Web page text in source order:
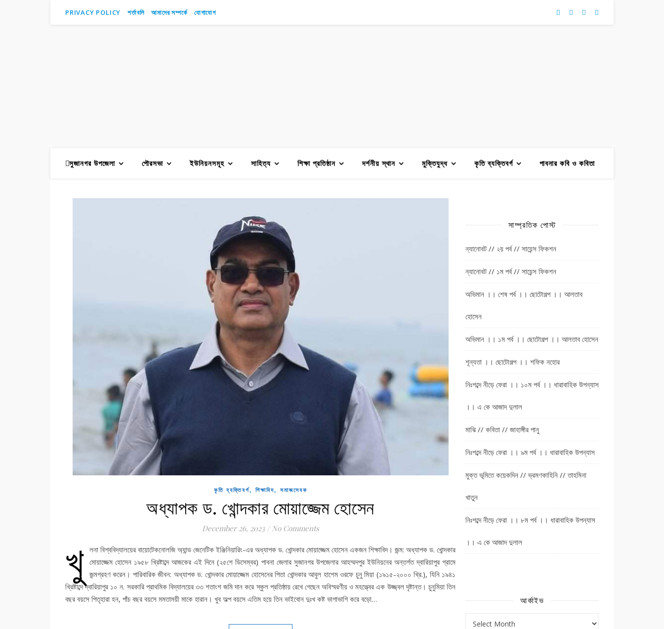
PRIVACY POLICY শর্তাবলি আমাদের সম্পর্কে যোগাযোগ
সুজানগর উপজেলা পৌরসভা ইউনিয়নসমূহ সাহিত্য শিক্ষা প্রতিষ্ঠান দর্শনীয় স্থান মুক্তিযুদ্ধ কৃতি ব্যক্তিবর্গ পাবনার কবি ও কবিতা
কৃতি ব্যক্তিবর্গ, শিক্ষাবিদ, সমাজসেবক
অধ্যাপক ড. খোন্দকার মোয়াজ্জেম হোসেন
December 26, 2023 / No Comments
খু লনা বিশ্ববিদ্যালয়ের বায়োটেকনোলজি অ্যান্ড জেনেটিক ইঞ্জিনিয়ারিং-এর অধ্যাপক ড. খোন্দকার মোয়াজ্জেম হোসেন একজন শিক্ষাবিদ। জন্ম: অধ্যাপক ড. খোন্দকার
মোয়াজ্জেম হোসেন ১৯৫৮ খ্রিষ্টাব্দে আজকের এই দিনে (২৫শে ডিসেম্বর) পাবনা জেলার সুজানগর উপজেলার আহম্মদপুর ইউনিয়নের অন্তর্গত দ্বারিয়াপুর গ্রামে
জন্মগ্রহণ করেন। পারিবারিক জীবন: অধ্যাপক ড. খোন্দকার মোয়াজ্জেম হোসেনের পিতা খোন্দকার আবুল হাশেম ওরফে চুনু মিয়া (১৯১৫-২০০০ খ্রি.), যিনি ১৯৪১
খ্রিষ্টাব্দে দ্বারিয়াপুর ১০ ন. সরকারি প্রাথমিক বিদ্যালয়ের ৩৩ শতাংশ জমি দান করে স্কুল প্রতিষ্ঠায় রেখে গেছেন অবিস্মরণীয় ও মহত্ত্বের এক উজ্জ্বল দৃষ্টান্ত। চুনুমিয়া তিন
বছর বয়সে পিতৃহারা হন, পাঁচ বছর বয়সে মমতাময়ী মাকে হারান। খুব অল্প বয়সে এতিম হয়ে তিন ভাইবোন দুঃখ কষ্ট ভাগাভাগি করে বড়ো…
সাম্প্রতিক পোস্ট
ন্যানোবট // ২য় পর্ব // সায়েন্স ফিকশন
ন্যানোবট // ১ম পর্ব // সায়েন্স ফিকশন
অভিমান ।। শেষ পর্ব ।। ছোটোগল্প ।। আলতাব
হোসেন
অভিমান ।। ১ম পর্ব ।। ছোটোগল্প ।। আলতাব হোসেন
শূন্যতা ।। ছোটোগল্প ।। শফিক নহোর
নিঃশব্দে নীড়ে ফেরা ।। ১০ম পর্ব ।। ধারাবাহিক উপন্যাস
।। এ কে আজাদ দুলাল
মাঝি // কবিতা // জাহাঙ্গীর পানু
নিঃশব্দে নীড়ে ফেরা ।। ৯ম পর্ব ।। ধারাবাহিক উপন্যাস
মুক্ত ভূমিতে কয়েকদিন // ভ্রমণকাহিনি // তাহমিনা
খাতুন
নিঃশব্দে নীড়ে ফেরা ।। ৮ম পর্ব ।। ধারাবাহিক উপন্যাস
।। এ কে আজাদ দুলাল
আর্কাইভ